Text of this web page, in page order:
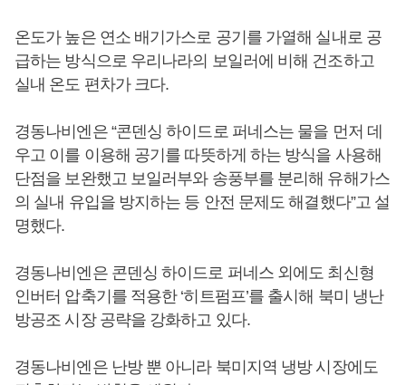
온도가 높은 연소 배기가스로 공기를 가열해 실내로 공
급하는 방식으로 우리나라의 보일러에 비해 건조하고
실내 온도 편차가 크다.
경동나비엔은 “콘덴싱 하이드로 퍼네스는 물을 먼저 데
우고 이를 이용해 공기를 따뜻하게 하는 방식을 사용해
단점을 보완했고 보일러부와 송풍부를 분리해 유해가스
의 실내 유입을 방지하는 등 안전 문제도 해결했다”고 설
명했다.
경동나비엔은 콘덴싱 하이드로 퍼네스 외에도 최신형
인버터 압축기를 적용한 ‘히트펌프’를 출시해 북미 냉난
방공조 시장 공략을 강화하고 있다.
경동나비엔은 난방 뿐 아니라 북미지역 냉방 시장에도